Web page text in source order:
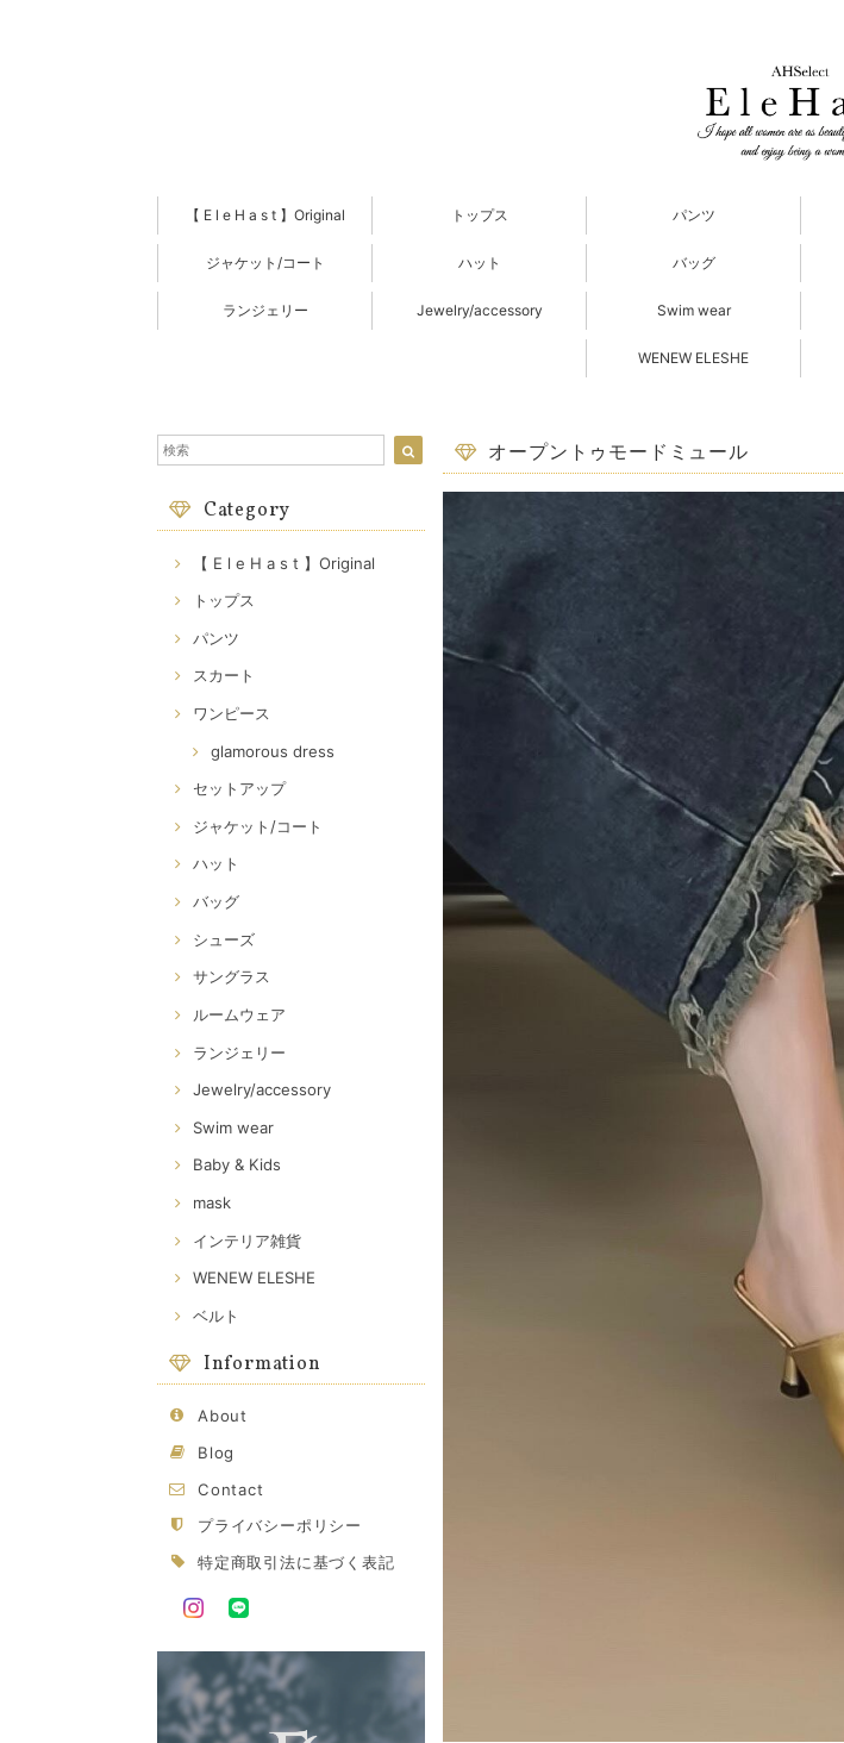
【 E l e H a s t 】Original トップス パンツ
ジャケット/コート ハット バッグ
ランジェリー Jewelry/accessory Swim wear
WENEW ELESHE
Category
【 E l e H a s t 】Original
トップス
パンツ
スカート
ワンピース
glamorous dress
セットアップ
ジャケット/コート
ハット
バッグ
シューズ
サングラス
ルームウェア
ランジェリー
Jewelry/accessory
Swim wear
Baby & Kids
mask
インテリア雑貨
WENEW ELESHE
ベルト
Information
About
Blog
Contact
プライバシーポリシー
特定商取引法に基づく表記
オープントゥモードミュール